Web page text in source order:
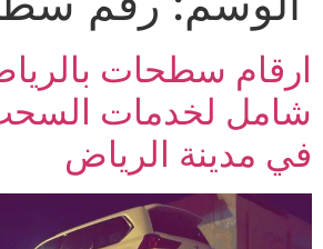
ارقام سطحات
شامل لخدمات
في مدينة الرياض